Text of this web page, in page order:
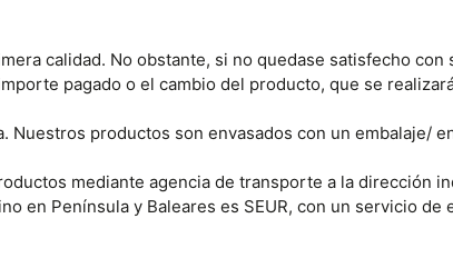
calidad. No obstante, si no quedase satisfecho con
pagado o el cambio del producto, que se
productos son envasados con un embalaje/
mediante agencia de transporte a la dirección
en Península y Baleares es SEUR, con un servicio de